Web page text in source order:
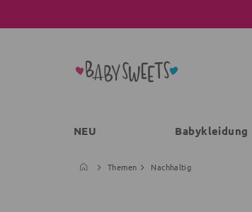
NEU Babykleidung
Themen Nachhaltig